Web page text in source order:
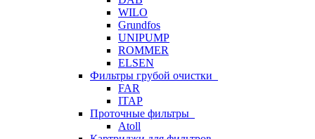
WILO
Grundfos
UNIPUMP
ROMMER
ELSEN
Фильтры грубой очистки
FAR
ITAP
Проточные фильтры
Atoll